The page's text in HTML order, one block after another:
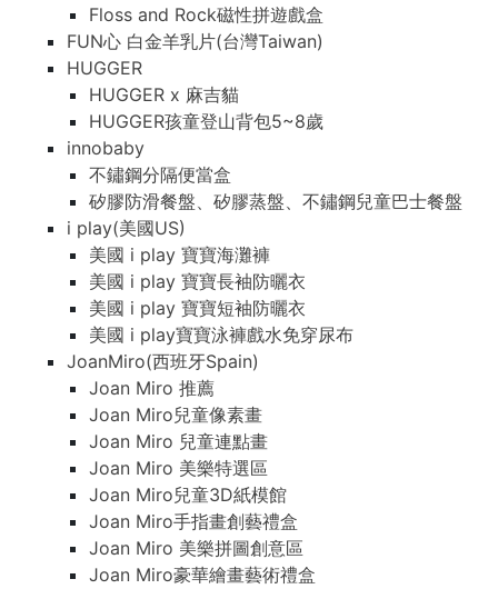
Floss and Rock磁性拼遊戲盒
FUN心 白金羊乳片(台灣Taiwan)
HUGGER
HUGGER x 麻吉貓
HUGGER孩童登山背包5~8歲
innobaby
不鏽鋼分隔便當盒
矽膠防滑餐盤、矽膠蒸盤、不鏽鋼兒童巴士餐盤
i play(美國US)
美國 i play 寶寶海灘褲
美國 i play 寶寶長袖防曬衣
美國 i play 寶寶短袖防曬衣
美國 i play寶寶泳褲戲水免穿尿布
JoanMiro(西班牙Spain)
Joan Miro 推薦
Joan Miro兒童像素畫
Joan Miro 兒童連點畫
Joan Miro 美樂特選區
Joan Miro兒童3D紙模館
Joan Miro手指畫創藝禮盒
Joan Miro 美樂拼圖創意區
Joan Miro豪華繪畫藝術禮盒